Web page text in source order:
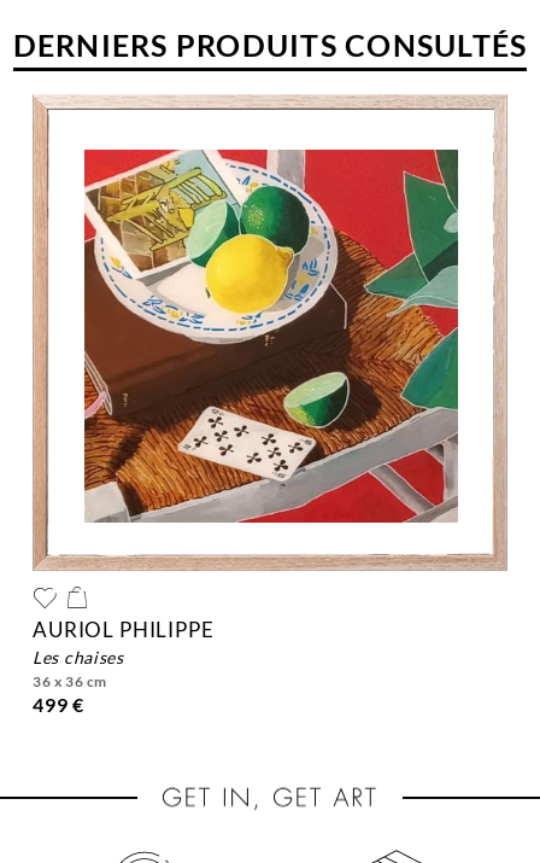
DERNIERS PRODUITS CONSULTÉS
AURIOL PHILIPPE
les chaises
36 x 36 cm
499 €